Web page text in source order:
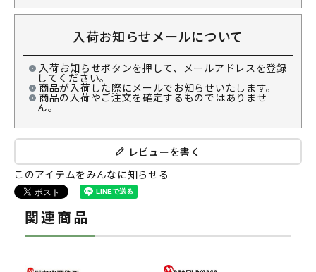
入荷お知らせメールについて
入荷お知らせボタンを押して、メールアドレスを登録
してください。
商品が入荷した際にメールでお知らせいたします。
商品の入荷やご注文を確定するものではありませ
ん。
レビューを書く
このアイテムをみんなに知らせる
関連商品